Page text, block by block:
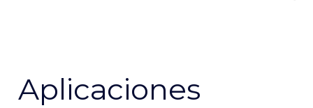
Aplicaciones